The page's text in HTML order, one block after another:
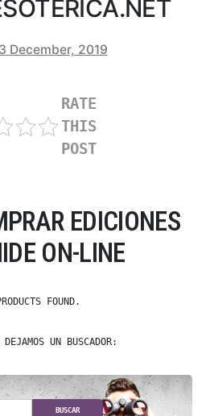
December, 2019
RATE
THIS
POST
EDICIONES
ON-LINE
FOUND.
UN BUSCADOR:
BUSCAR